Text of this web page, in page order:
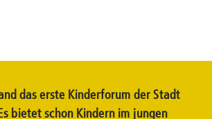
das erste Kinderforum der Stadt
bietet schon Kindern im jungen